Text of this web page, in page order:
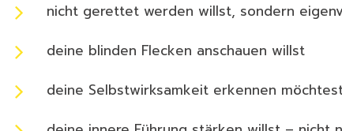
nicht gerettet werden willst, sondern
deine blinden Flecken anschauen willst
deine Selbstwirksamkeit erkennen